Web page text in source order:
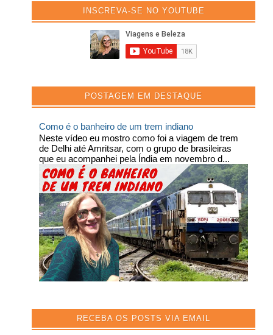
INSCREVA-SE NO YOUTUBE
POSTAGEM EM DESTAQUE
Como é o banheiro de um trem indiano
Neste vídeo eu mostro como foi a viagem de trem
de Delhi até Amritsar, com o grupo de brasileiras
que eu acompanhei pela Índia em novembro d...
RECEBA OS POSTS VIA EMAIL